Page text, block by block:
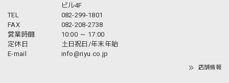
ビル4F
TEL
082-299-1801
FAX
082-208-2738
営業時間
10:00 ～ 17:00
定休日
土日祝日/年末年始
E-mail
info@riyu.co.jp
店舗情報